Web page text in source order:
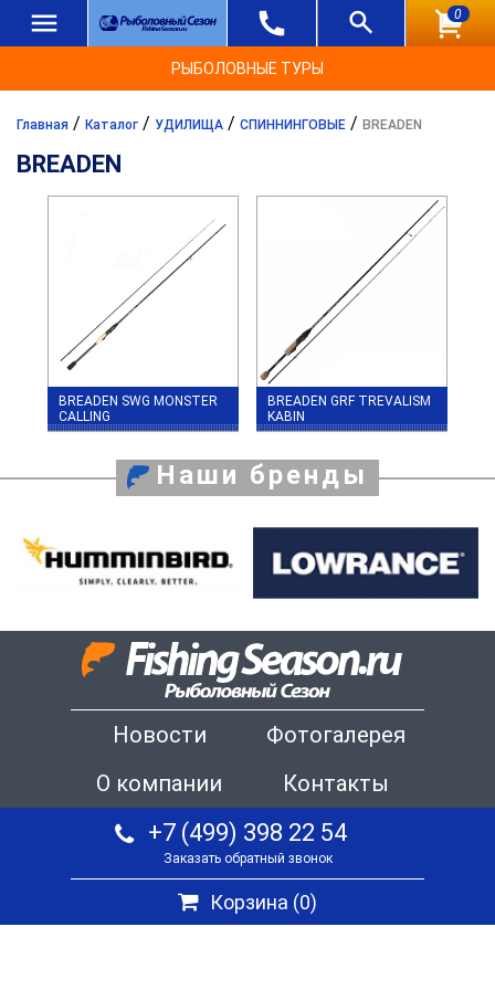
0
РЫБОЛОВНЫЕ ТУРЫ
Главная / Каталог / УДИЛИЩА / СПИННИНГОВЫЕ / BREADEN
BREADEN
BREADEN SWG MONSTER
CALLING
BREADEN GRF TREVALISM
KABIN
Наши бренды
Новости
Фотогалерея
О компании
Контакты
+7 (499) 398 22 54
Заказать обратный звонок
Корзина (0)